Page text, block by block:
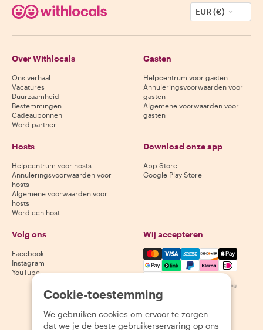
EUR (€)
Over Withlocals
Ons verhaal
Vacatures
Duurzaamheid
Bestemmingen
Cadeaubonnen
Word partner
Gasten
Helpcentrum voor gasten
Annuleringsvoorwaarden voor
gasten
Algemene voorwaarden voor
gasten
Hosts
Helpcentrum voor hosts
Annuleringsvoorwaarden voor
hosts
Algemene voorwaarden voor
hosts
Word een host
Download onze app
App Store
Google Play Store
Volg ons
Facebook
Instagram
YouTube
Wij accepteren
Mastercard, Visa, Amex,
Beschikbaarheid varieert per bestemming
2026 Withlocals.com Privacybeleid Cookies
Cookie-toestemming
We gebruiken cookies om ervoor te zorgen
dat we je de beste gebruikerservaring op ons